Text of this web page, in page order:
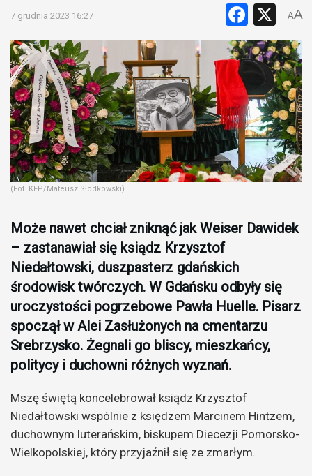
7 grudnia 2023 16:27 X
AA
(Fot. KFP/Mateusz Słodkowski)
Może nawet chciał zniknąć jak Weiser Dawidek
– zastanawiał się ksiądz Krzysztof
Niedałtowski, duszpasterz gdańskich
środowisk twórczych. W Gdańsku odbyły się
uroczystości pogrzebowe Pawła Huelle. Pisarz
spoczął w Alei Zasłużonych na cmentarzu
Srebrzysko. Żegnali go bliscy, mieszkańcy,
politycy i duchowni różnych wyznań.
Mszę świętą koncelebrował ksiądz Krzysztof
Niedałtowski wspólnie z księdzem Marcinem Hintzem,
duchownym luterańskim, biskupem Diecezji Pomorsko-
Wielkopolskiej, który przyjaźnił się ze zmarłym.